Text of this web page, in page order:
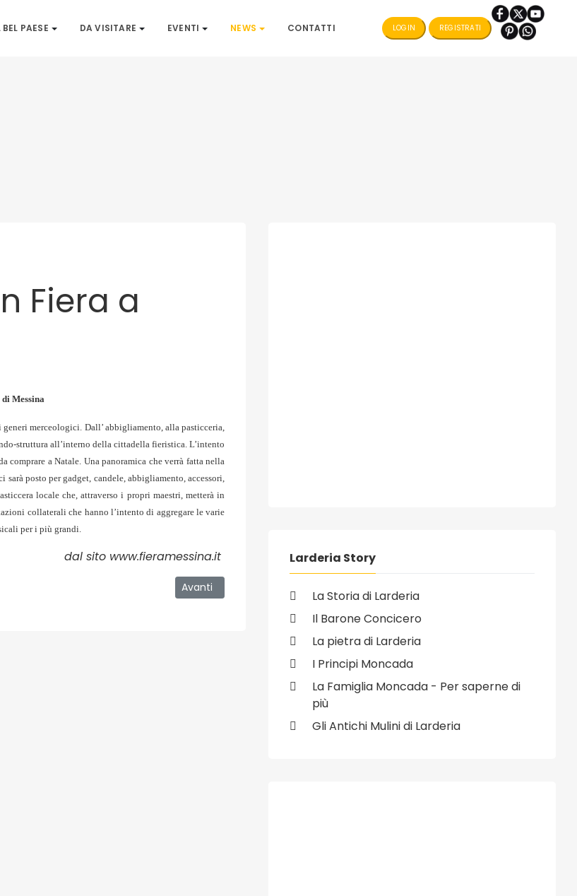
BEL PAESE DA VISITARE EVENTI NEWS CONTATTI LOGIN REGISTRATI
Fiera a
Messina
merceologici. Dall’ abbigliamento, alla pasticceria,
struttura all’interno della cittadella fieristica. L’intento
a Natale. Una panoramica che verrà fatta nella
posto per gadget, candele, abbigliamento, accessori,
locale che, attraverso i propri maestri, metterà in
collaterali che hanno l’intento di aggregare le varie
per i più grandi.
dal sito www.fieramessina.it
deve intervenire Articolo successivo: 05/11/2007 - Birra e Dintorni alla Fiera di Messina
Avanti
Larderia Story
La Storia di Larderia
Il Barone Concicero
La pietra di Larderia
I Principi Moncada
La Famiglia Moncada - Per saperne di
più
Gli Antichi Mulini di Larderia